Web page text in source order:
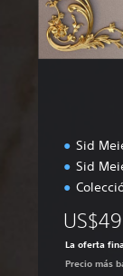
Sid
Sid
La oferta
Precio más